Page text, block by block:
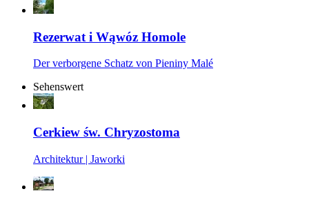
Rezerwat i Wąwóz Homole
Der verborgene Schatz von Pieniny Malé
Sehenswert
Cerkiew św. Chryzostoma
Architektur | Jaworki